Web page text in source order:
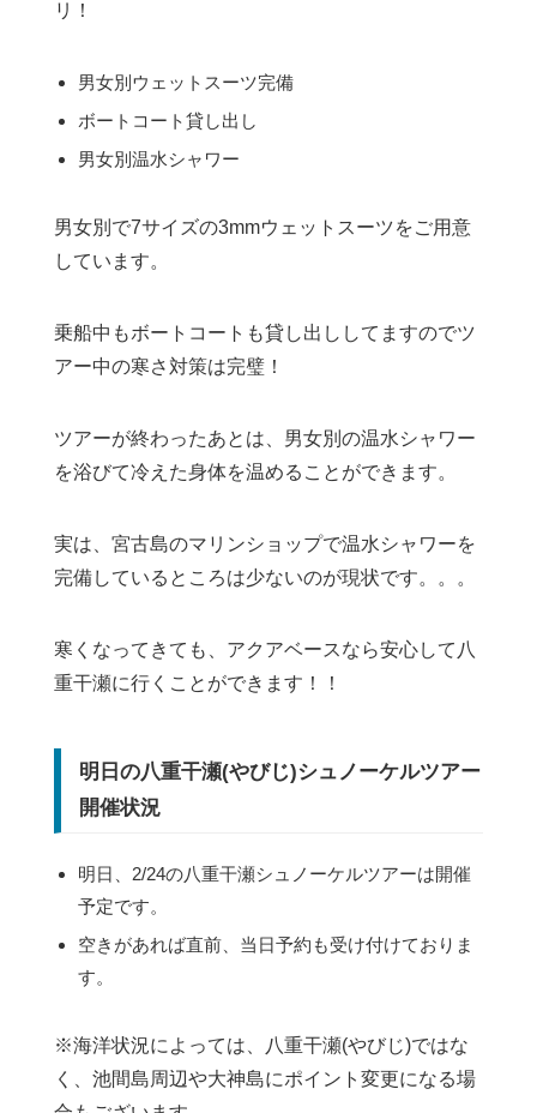
リ！
男女別ウェットスーツ完備
ボートコート貸し出し
男女別温水シャワー
男女別で7サイズの3mmウェットスーツをご用意
しています。
乗船中もボートコートも貸し出ししてますのでツ
アー中の寒さ対策は完璧！
ツアーが終わったあとは、男女別の温水シャワー
を浴びて冷えた身体を温めることができます。
実は、宮古島のマリンショップで温水シャワーを
完備しているところは少ないのが現状です。。。
寒くなってきても、アクアベースなら安心して八
重干瀬に行くことができます！！
明日の八重干瀬(やびじ)シュノーケルツアー
開催状況
明日、2/24の八重干瀬シュノーケルツアーは開催
予定です。
空きがあれば直前、当日予約も受け付けておりま
す。
※海洋状況によっては、八重干瀬(やびじ)ではな
く、池間島周辺や大神島にポイント変更になる場